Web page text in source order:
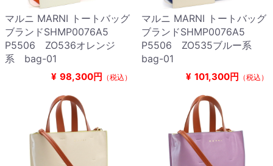
マルニ MARNI トートバッグ
ブランドSHMP0076A5
P5506 ZO536オレンジ
系 bag-01
¥ 98,300円 （税込）
マルニ MARNI トートバッグ
ブランドSHMP0076A5
P5506 ZO535ブルー系
bag-01
¥ 101,300円 （税込）